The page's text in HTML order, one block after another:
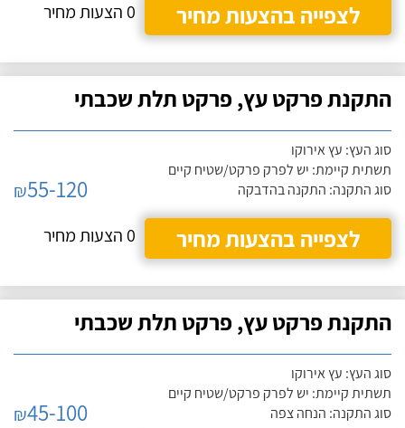
לצפייה בהצעות מחיר 0 הצעות מחיר
התקנת פרקט עץ, פרקט תלת שכבתי
סוג העץ: עץ אירוקו
תשתית קיימת: יש לפרק פרקט/שטיח קיים
סוג התקנה: התקנה בהדבקה
₪55-120
לצפייה בהצעות מחיר
0 הצעות מחיר
התקנת פרקט עץ, פרקט תלת שכבתי
סוג העץ: עץ אירוקו
תשתית קיימת: יש לפרק פרקט/שטיח קיים
סוג התקנה: הנחה צפה
₪45-100